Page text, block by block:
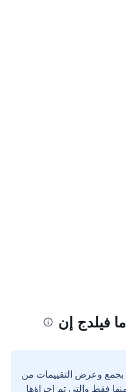
فيلدج إن
بجمع وعرض التقييمات من
فقط والتي تم إجراؤها